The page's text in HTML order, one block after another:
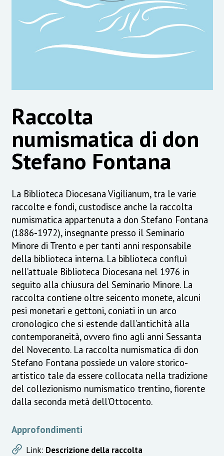
Raccolta
numismatica di don
Stefano Fontana
La Biblioteca Diocesana Vigilianum, tra le varie
raccolte e fondi, custodisce anche la raccolta
numismatica appartenuta a don Stefano Fontana
(1886-1972), insegnante presso il Seminario
Minore di Trento e per tanti anni responsabile
della biblioteca interna. La biblioteca confluì
nell’attuale Biblioteca Diocesana nel 1976 in
seguito alla chiusura del Seminario Minore. La
raccolta contiene oltre seicento monete, alcuni
pesi monetari e gettoni, coniati in un arco
cronologico che si estende dall’antichità alla
contemporaneità, ovvero fino agli anni Sessanta
del Novecento. La raccolta numismatica di don
Stefano Fontana possiede un valore storico-
artistico tale da essere collocata nella tradizione
del collezionismo numismatico trentino, fiorente
dalla seconda metà dell’Ottocento.
Approfondimenti
Link: Descrizione della raccolta